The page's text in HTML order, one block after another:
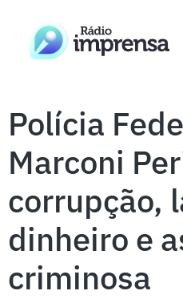
Polícia
Marconi
corrupção,
dinheiro e
criminosa